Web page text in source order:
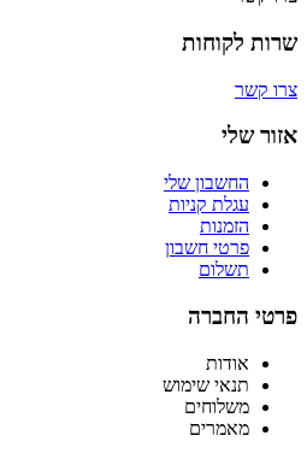
שרות לקוחות
צרו קשר
אזור שלי
החשבון שלי
עגלת קניות
הזמנות
פרטי חשבון
תשלום
פרטי החברה
אודות
תנאי שימוש
משלוחים
מאמרים